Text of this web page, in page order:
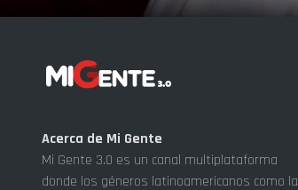
Acerca de Mi Gente
Mi Gente 3.0 es un canal multiplataforma
donde los géneros latinoamericanos como la